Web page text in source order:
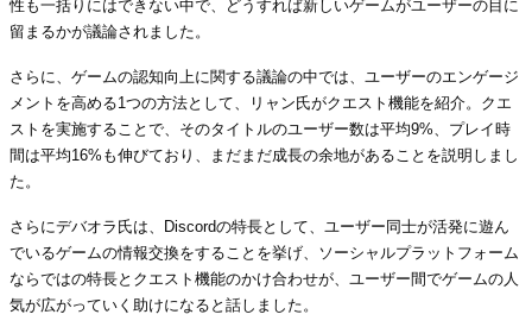
性も一括りにはできない中で、どうすれば新しいゲームがユーザーの目に
留まるかが議論されました。
さらに、ゲームの認知向上に関する議論の中では、ユーザーのエンゲージ
メントを高める1つの方法として、リャン氏がクエスト機能を紹介。クエ
ストを実施することで、そのタイトルのユーザー数は平均9%、プレイ時
間は平均16%も伸びており、まだまだ成長の余地があることを説明しまし
た。
さらにデバオラ氏は、Discordの特長として、ユーザー同士が活発に遊ん
でいるゲームの情報交換をすることを挙げ、ソーシャルプラットフォーム
ならではの特長とクエスト機能のかけ合わせが、ユーザー間でゲームの人
気が広がっていく助けになると話しました。